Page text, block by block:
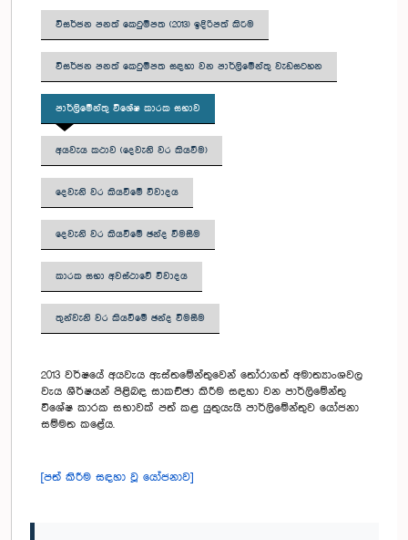
විසර්ජන පනත් කෙටුම්පත (2013) ඉදිරිපත් කිරීම
විසර්ජන පනත් කෙටුම්පත සඳහා වන පාර්ලිමේන්තු වැඩසටහන
පාර්ලිමේන්තු විශේෂ කාරක සභාව
අයවැය කථාව (දෙවැනි වර කියවීම)
දෙවැනි වර කියවීමේ විවාදය
දෙවැනි වර කියවීමේ ඡන්ද වීමසීම
කාරක සභා අවස්ථාවේ විවාදය
තුන්වැනි වර කියවීමේ ඡන්ද විමසීම
2013 වර්ෂයේ අයවැය ඇස්තමේන්තුවෙන් තෝරාගත් අමාත්‍යාංශවල
වැය ශීර්ෂයන් පිළිබඳ සාකච්ඡා කිරීම සඳහා වන පාර්ලිමේන්තු
විශේෂ කාරක සභාවක් පත් කළ යුතුයැයි පාර්ලිමේන්තුව යෝජනා
සම්මත කළේය.
[පත් කිරීම සඳහා වූ යෝජනාව]